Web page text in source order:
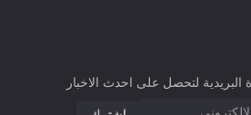
لتحصل على احدث الاخبار